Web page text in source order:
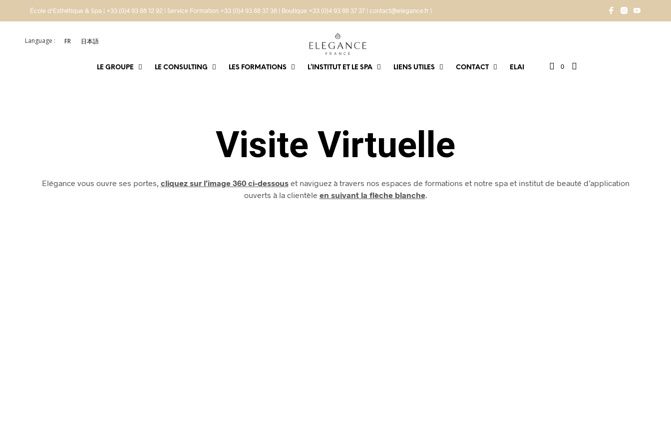
École d'Esthétique & Spa | +33 (0)4 93 88 12 92 | Service Formation +33 (0)4 93 88 37 38 | Boutique +33 (0)4 93 88 37 37 | contact@elegance.fr |
Language : FR 日本語
LE GROUPE LE CONSULTING LES FORMATIONS L’INSTITUT ET LE SPA LIENS UTILES CONTACT ELAI 0
Visite Virtuelle
Elégance vous ouvre ses portes, cliquez sur l’image 360 ci-dessouset naviguez à travers nos espaces de formations et notre spa et institut de beauté d’application
ouverts à la clientèle en suivant la flèche blanche.